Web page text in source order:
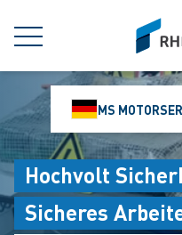
MENÜ
siteLogo
MS
Hochvolt
Sicheres